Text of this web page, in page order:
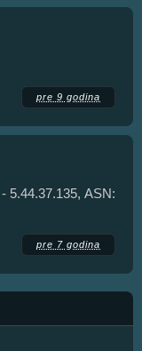
pre 9 godina
5.44.37.135, ASN:
pre 7 godina